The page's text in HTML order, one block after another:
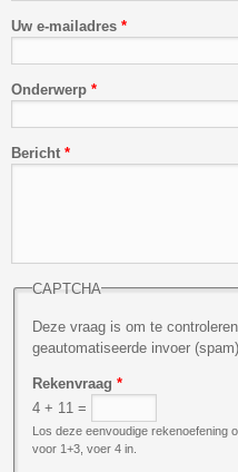
Uw e-mailadres *
Onderwerp *
Bericht *
CAPTCHA
Deze vraag is om te
geautomatiseerde invoer
Rekenvraag *
4 + 11 =
Los deze eenvoudige rekenoefening
voor 1+3, voer 4 in.